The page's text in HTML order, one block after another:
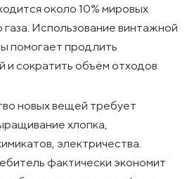
около 10% мировых
Использование винтажной
помогает продлить
сократить объём отходов.
новых вещей требует
хлопка,
электричества.
фактически экономит